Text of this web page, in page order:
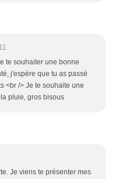
te souhaiter une bonne
j'espère que tu as passé
<br /> Je te souhaite une
pluie, gros bisous
Je viens te présenter mes